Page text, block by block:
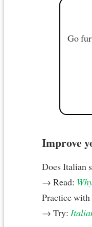
Go
Improve
Does Italian
→ Read:
Practice with
→ Try: